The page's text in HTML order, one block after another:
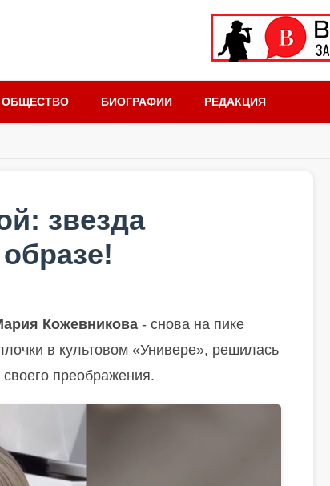
ОБЩЕСТВО БИОГРАФИИ РЕДАКЦИЯ
звезда
Кожевникова - снова на пике
в культовом «Универе», решилась
своего преображения.